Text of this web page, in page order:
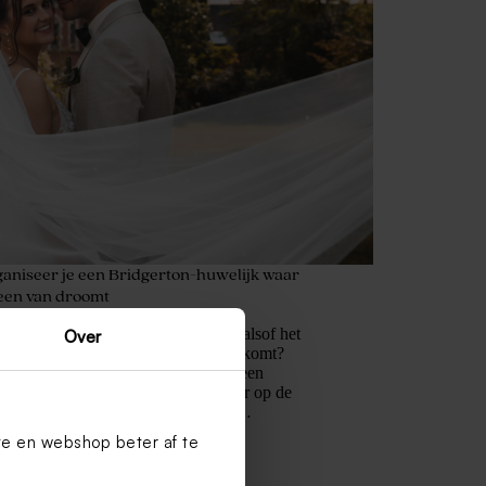
Over
en webshop beter af te
je een Bridgerton-huwelijk waar
van droomt
je van een trouwfeest dat eruitziet alsof het
uit de wereld van Bridgerton komt?
details, romantische flair en een
naar Regency‑stijl? Dan zit je hier op de
plek. Laat niets aan het toeval over…
27 januari 2026